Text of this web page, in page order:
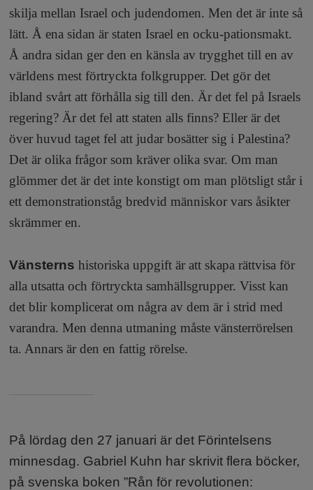
skilja mellan Israel och judendomen. Men det är inte så
lätt. Å ena sidan är staten Israel en ocku-pationsmakt.
Å andra sidan ger den en känsla av trygghet till en av
världens mest förtryckta folkgrupper. Det gör det
ibland svårt att förhålla sig till den. Är det fel på Israels
regering? Är det fel att staten alls finns? Eller är det
över huvud taget fel att judar bosätter sig i Palestina?
Det är olika frågor som kräver olika svar. Om man
glömmer det är det inte konstigt om man plötsligt står i
ett demonstrationståg bredvid människor vars åsikter
skrämmer en.
Vänsterns historiska uppgift är att skapa rättvisa för
alla utsatta och förtryckta samhällsgrupper. Visst kan
det blir komplicerat om några av dem är i strid med
varandra. Men denna utmaning måste vänsterrörelsen
ta. Annars är den en fattig rörelse.
Fakta:
På lördag den 27 januari är det Förintelsens
minnesdag. Gabriel Kuhn har skrivit flera böcker,
på svenska boken ”Rån för revolutionen: